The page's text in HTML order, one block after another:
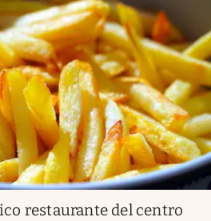
restaurante del centro